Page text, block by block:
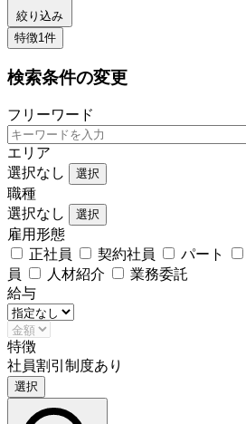
絞り込み
特徴1件
検索条件の変更
フリーワード
エリア
選択なし
選択
職種
選択なし
選択
雇用形態
正社員
契約社員 パート
員
人材紹介
業務委託
給与
特徴
社員割引制度あり
選択